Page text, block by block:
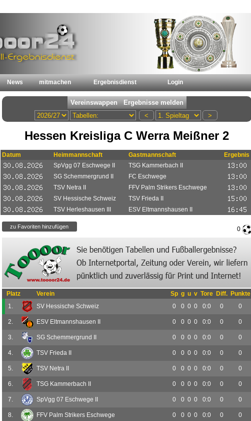
News mitmachen Ergebnisdienst Login
Hessen Kreisliga C Werra Meißner 2
Datum Heimmannschaft Gastmannschaft
Ergebnis
SpVgg 07 Eschwege II
TSG Kammerbach II
SG Schemmergrund II
FC Eschwege
TSV Netra II
FFV Palm Strikers Eschwege
SV Hessische Schweiz
TSV Frieda II
TSV Herleshausen III
ESV Eltmannshausen II
0
Platz Verein Sp g u v Tore Diff.
Punkte
1.
SV Hessische Schweiz 0 0 0 0 0:0 0 0
2. ESV Eltmannshausen II 0 0 0 0 0:0 0 0
3. SG Schemmergrund II 0 0 0 0 0:0 0 0
4. TSV Frieda II 0 0 0 0 0:0 0 0
5. TSV Netra II 0 0 0 0 0:0 0 0
6. TSG Kammerbach II 0 0 0 0 0:0 0 0
7. SpVgg 07 Eschwege II 0 0 0 0 0:0 0 0
8. FFV Palm Strikers Eschwege 0 0 0 0 0:0 0 0